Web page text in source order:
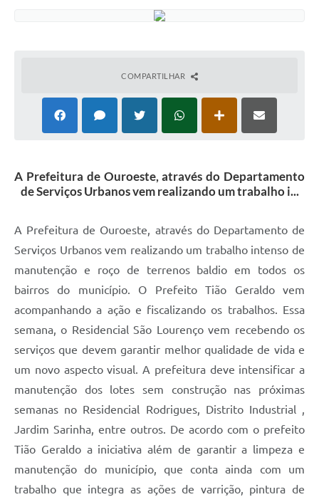
COMPARTILHAR
A Prefeitura de Ouroeste, através do Departamento
de Serviços Urbanos vem realizando um trabalho i...
A Prefeitura de Ouroeste, através do Departamento de
Serviços Urbanos vem realizando um trabalho intenso de
manutenção e roço de terrenos baldio em todos os
bairros do município. O Prefeito Tião Geraldo vem
acompanhando a ação e fiscalizando os trabalhos. Essa
semana, o Residencial São Lourenço vem recebendo os
serviços que devem garantir melhor qualidade de vida e
um novo aspecto visual. A prefeitura deve intensificar a
manutenção dos lotes sem construção nas próximas
semanas no Residencial Rodrigues, Distrito Industrial ,
Jardim Sarinha, entre outros. De acordo com o prefeito
Tião Geraldo a iniciativa além de garantir a limpeza e
manutenção do município, que conta ainda com um
trabalho que integra as ações de varrição, pintura de